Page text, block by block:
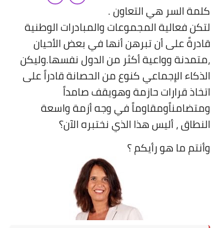
كلمة السر هي التعاون .
لتكن فعالية المجموعات والمبادرات الوطنية
قادرةً على أن تبرهن أنها في بعض الأحيان
،متمدنة وواعية أكثر من الدول نفسها.وليكن
الذكاء الإجماعي كنوع من الحصانة قادراً على
اتخاذ قرارات حازمة وهويقف صامداً
ومتضامناًومقاوماً في وجه أزمة واسعة
النطاق ، أليس هذا الذي نختبره الآن؟
وأنتم ما هو رأيكم ؟